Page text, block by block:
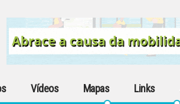
Vídeos Mapas Links